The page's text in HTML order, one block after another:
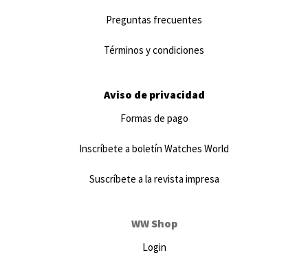
Preguntas frecuentes
Términos y condiciones
Aviso de privacidad
Formas de pago
Inscríbete a boletín Watches World
Suscríbete a la revista impresa
WW Shop
Login